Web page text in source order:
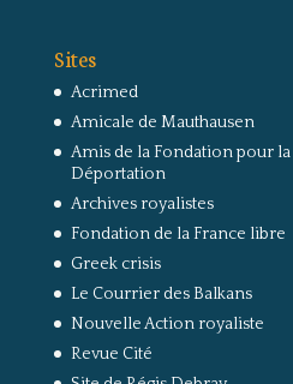
Sites
Acrimed
Amicale de Mauthausen
Amis de la Fondation pour
Déportation
Archives royalistes
Fondation de la France libre
Greek crisis
Le Courrier des Balkans
Nouvelle Action royaliste
Revue Cité